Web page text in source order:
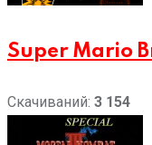
Super Mario
Скачиваний: 3 154